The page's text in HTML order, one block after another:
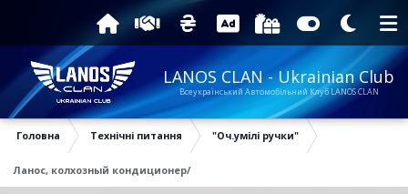
LANOS CLAN - Ukrainian Club
Всеукраїнський Автомобільний Клуб LANOS CLAN
Головна Технічні питання "Оч.умілі ручки"
Ланос, колхозный кондиционер/